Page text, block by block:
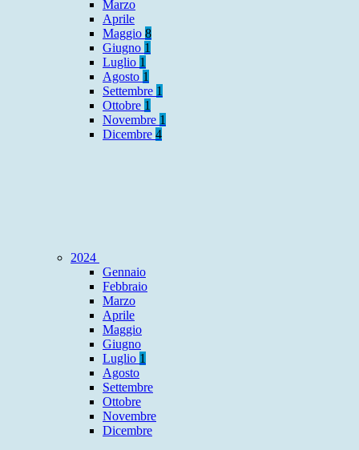
Marzo
Aprile
Maggio 8
Giugno 1
Luglio 1
Agosto 1
Settembre 1
Ottobre 1
Novembre 1
Dicembre 4
2024
Gennaio
Febbraio
Marzo
Aprile
Maggio
Giugno
Luglio 1
Agosto
Settembre
Ottobre
Novembre
Dicembre